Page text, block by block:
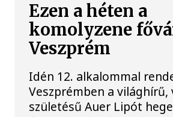
Ezen a héten a
komolyzene
Veszprém
Idén 12. alkalommal
Veszprémben a világhírű,
születésű Auer Lipót